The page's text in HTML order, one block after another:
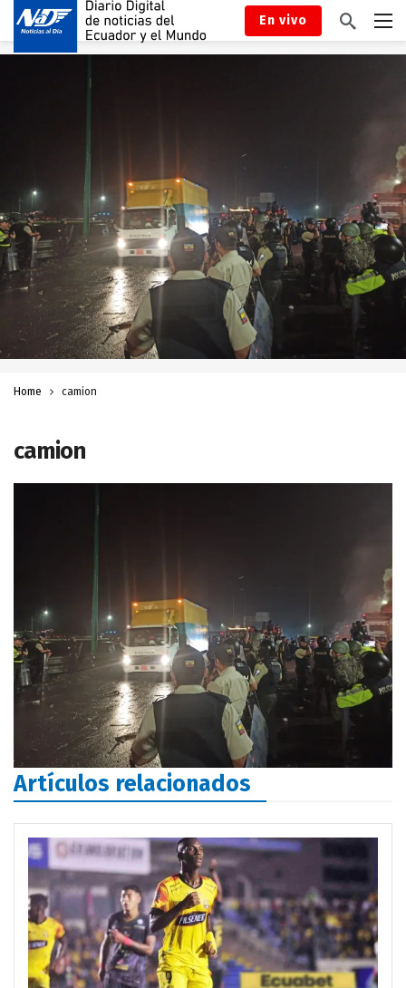
En vivo
Home camion
camion
Artículos relacionados